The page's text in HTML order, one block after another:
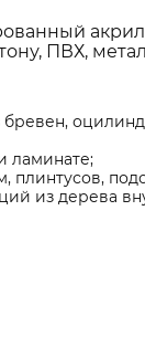
ПВХ,
ламинате;
плинтусов,
из дерева